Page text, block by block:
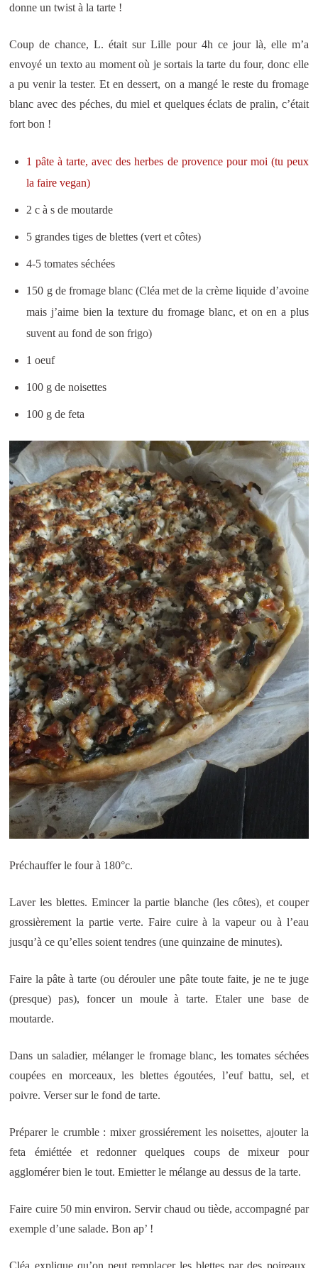
donne un twist à la tarte !
Coup de chance, L. était sur Lille pour 4h ce jour là, elle m’a
envoyé un texto au moment où je sortais la tarte du four, donc elle
a pu venir la tester. Et en dessert, on a mangé le reste du fromage
blanc avec des péches, du miel et quelques éclats de pralin, c’était
fort bon !
1 pâte à tarte, avec des herbes de provence pour moi (tu peux
la faire vegan)
2 c à s de moutarde
5 grandes tiges de blettes (vert et côtes)
4-5 tomates séchées
150 g de fromage blanc (Cléa met de la crème liquide d’avoine
mais j’aime bien la texture du fromage blanc, et on en a plus
suvent au fond de son frigo)
1 oeuf
100 g de noisettes
100 g de feta
Préchauffer le four à 180°c.
Laver les blettes. Emincer la partie blanche (les côtes), et couper
grossièrement la partie verte. Faire cuire à la vapeur ou à l’eau
jusqu’à ce qu’elles soient tendres (une quinzaine de minutes).
Faire la pâte à tarte (ou dérouler une pâte toute faite, je ne te juge
(presque) pas), foncer un moule à tarte. Etaler une base de
moutarde.
Dans un saladier, mélanger le fromage blanc, les tomates séchées
coupées en morceaux, les blettes égoutées, l’euf battu, sel, et
poivre. Verser sur le fond de tarte.
Préparer le crumble : mixer grossiérement les noisettes, ajouter la
feta émiéttée et redonner quelques coups de mixeur pour
agglomérer bien le tout. Emietter le mélange au dessus de la tarte.
Faire cuire 50 min environ. Servir chaud ou tiède, accompagné par
exemple d’une salade. Bon ap’ !